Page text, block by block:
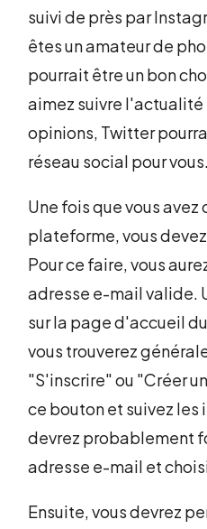
suivi de près par
êtes un amateur de
pourrait être un bon
aimez suivre
opinions, Twitter
réseau social pour vous.
Une fois que vous avez
plateforme, vous
Pour ce faire, vous
adresse e-mail valide.
sur la page d'accueil
vous trouverez
"S'inscrire" ou "Créer
ce bouton et suivez les
devrez probablement
adresse e-mail et
Ensuite, vous devrez